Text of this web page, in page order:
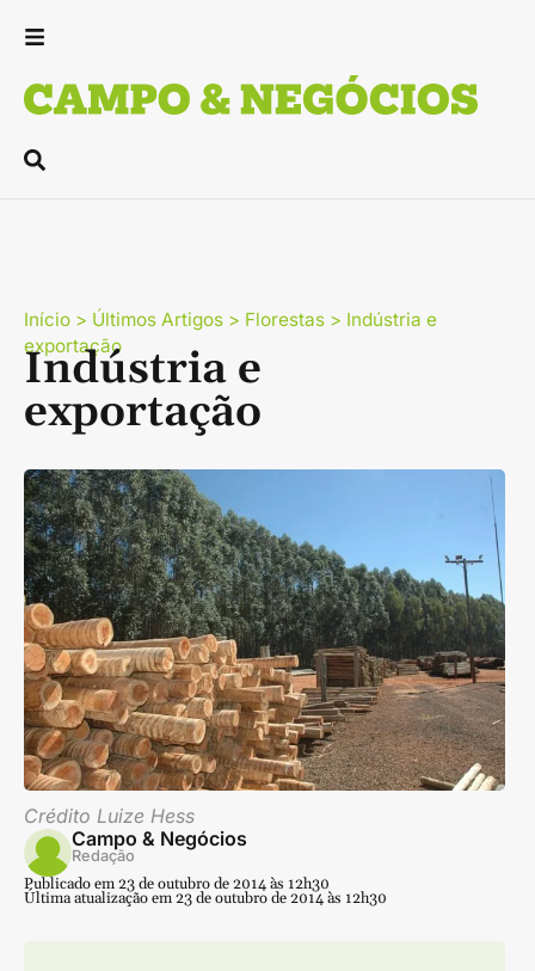
Início > Últimos Artigos > Florestas > Indústria e
exportação
Indústria e
exportação
Crédito Luize Hess
Campo & Negócios
Redação
Publicado em 23 de outubro de 2014 às 12h30
Última atualização em 23 de outubro de 2014 às 12h30